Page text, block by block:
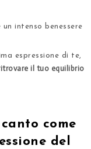
intenso benessere
espressione di te,
il tuo equilibrio
come
del